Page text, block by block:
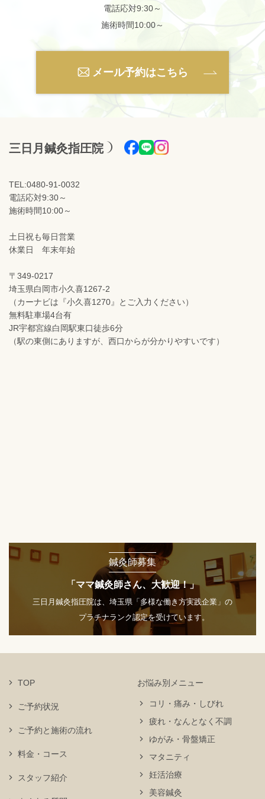
電話応対9:30～
施術時間10:00～
メール予約はこちら
三日月鍼灸指圧院
TEL:0480-91-0032
電話応対9:30～
施術時間10:00～
土日祝も毎日営業
休業日 年末年始
〒349-0217
埼玉県白岡市小久喜1267-2
（カーナビは『小久喜1270』とご入力ください）
無料駐車場4台有
JR宇都宮線白岡駅東口徒歩6分
（駅の東側にありますが、西口からが分かりやすいです）
鍼灸師募集
「ママ鍼灸師さん、大歓迎！」
三日月鍼灸指圧院は、埼玉県「多様な働き方実践企業」の
プラチナランク認定を受けています。
TOP
ご予約状況
お悩み別メニュー
コリ・痛み・しびれ
疲れ・なんとなく不調
ゆがみ・骨盤矯正
マタニティ
妊活治療
美容鍼灸
ご予約と施術の流れ
料金・コース
スタッフ紹介